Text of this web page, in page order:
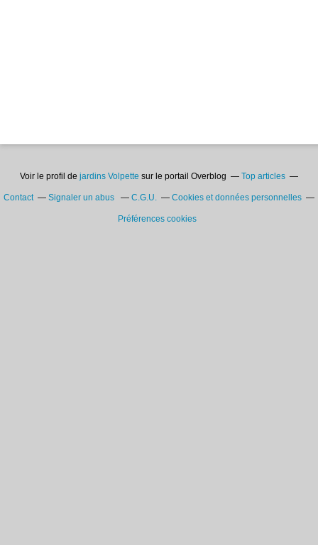
Voir le profil de jardins Volpette sur le portail Overblog Top articles
Contact Signaler un abus C.G.U. Cookies et données personnelles
Préférences cookies